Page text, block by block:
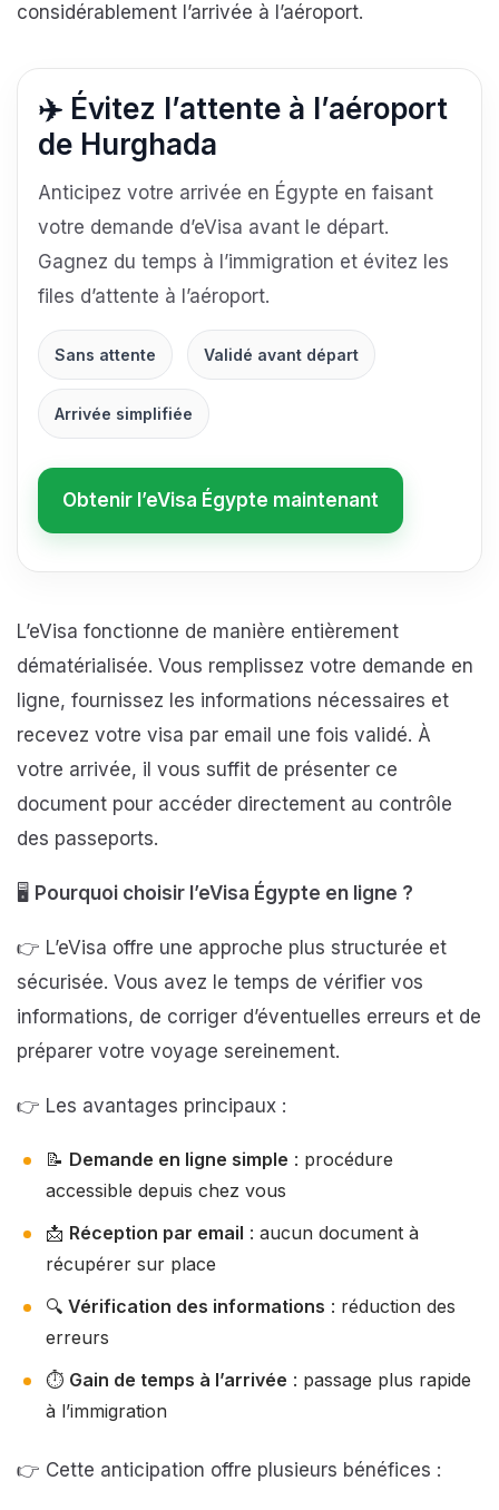
considérablement l’arrivée à l’aéroport.
✈️ Évitez l’attente à l’aéroport
de Hurghada
Anticipez votre arrivée en Égypte en faisant
votre demande d’eVisa avant le départ.
Gagnez du temps à l’immigration et évitez les
files d’attente à l’aéroport.
Sans attente Validé avant départ
Arrivée simplifiée
Obtenir l’eVisa Égypte maintenant
L’eVisa fonctionne de manière entièrement
dématérialisée. Vous remplissez votre demande en
ligne, fournissez les informations nécessaires et
recevez votre visa par email une fois validé. À
votre arrivée, il vous suffit de présenter ce
document pour accéder directement au contrôle
des passeports.
🖥️ Pourquoi choisir l’eVisa Égypte en ligne ?
👉 L’eVisa offre une approche plus structurée et
sécurisée. Vous avez le temps de vérifier vos
informations, de corriger d’éventuelles erreurs et de
préparer votre voyage sereinement.
👉 Les avantages principaux :
📝 Demande en ligne simple : procédure
accessible depuis chez vous
📩 Réception par email : aucun document à
récupérer sur place
🔍 Vérification des informations : réduction des
erreurs
⏱️ Gain de temps à l’arrivée : passage plus rapide
à l’immigration
👉 Cette anticipation offre plusieurs bénéfices :